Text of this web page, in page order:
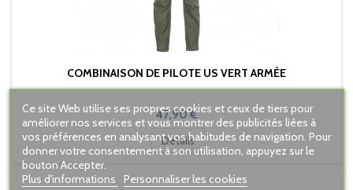
COMBINAISON DE PILOTE US VERT ARMÉE
Prix
47,90 €
Détails
Ce site Web utilise ses propres cookies et ceux de tiers pour
améliorer nos services et vous montrer des publicités liées à
vos préférences en analysant vos habitudes de navigation. Pour
donner votre consentement à son utilisation, appuyez sur le
bouton Accepter.
Plus d'informations
Personnaliser les cookies